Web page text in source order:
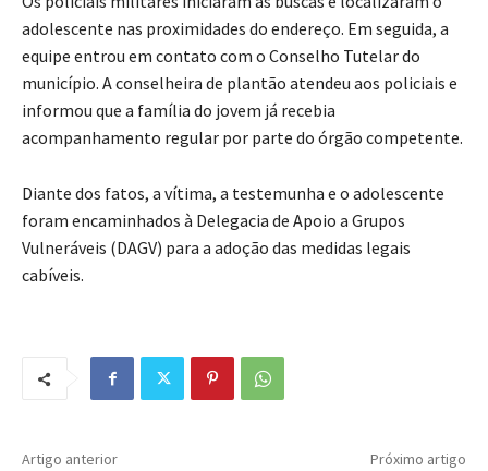
adolescente nas proximidades do endereço. Em seguida, a
equipe entrou em contato com o Conselho Tutelar do
município. A conselheira de plantão atendeu aos policiais e
informou que a família do jovem já recebia
acompanhamento regular por parte do órgão competente.
Diante dos fatos, a vítima, a testemunha e o adolescente
foram encaminhados à Delegacia de Apoio a Grupos
Vulneráveis (DAGV) para a adoção das medidas legais
cabíveis.
Artigo anterior Próximo artigo